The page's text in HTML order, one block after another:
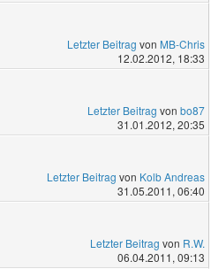
Letzter Beitrag von MB-Chris
12.02.2012, 18:33
Letzter Beitrag von bo87
31.01.2012, 20:35
Letzter Beitrag von Kolb Andreas
31.05.2011, 06:40
Letzter Beitrag von R.W.
06.04.2011, 09:13